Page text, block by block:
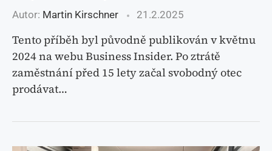
Autor: Martin Kirschner 21.2.2025
Tento příběh byl původně publikován v květnu
2024 na webu Business Insider. Po ztrátě
zaměstnání před 15 lety začal svobodný otec
prodávat…